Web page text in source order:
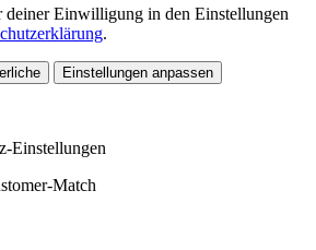
Einwilligung in den Einstellungen
.
Einstellungen anpassen
Einstellungen
Match